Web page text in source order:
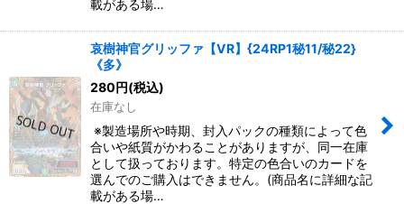
載がある場…
哀樹神官グリッファ【VR】{24RP1秘11/秘22}
《多》
280円(税込)
在庫なし
※製造場所や時期、封入パックの種類によって色
合いや紙質がかわることがありますが、同一在庫
として扱っております。特定の色合いのカードを
選んでのご購入はできません。(商品名に詳細な記
載がある場…